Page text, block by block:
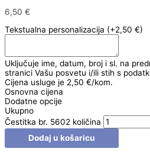
6,50 €
Tekstualna personalizacija (+2,50 €)
Uključuje ime, datum, broj i sl. na
stranici Vašu posvetu i/ili stih s
Cijena usluge je 2,50 €/kom.
Osnovna cijena
Dodatne opcije
Ukupno
Čestitka br. 5602 količina
Dodaj u košaricu